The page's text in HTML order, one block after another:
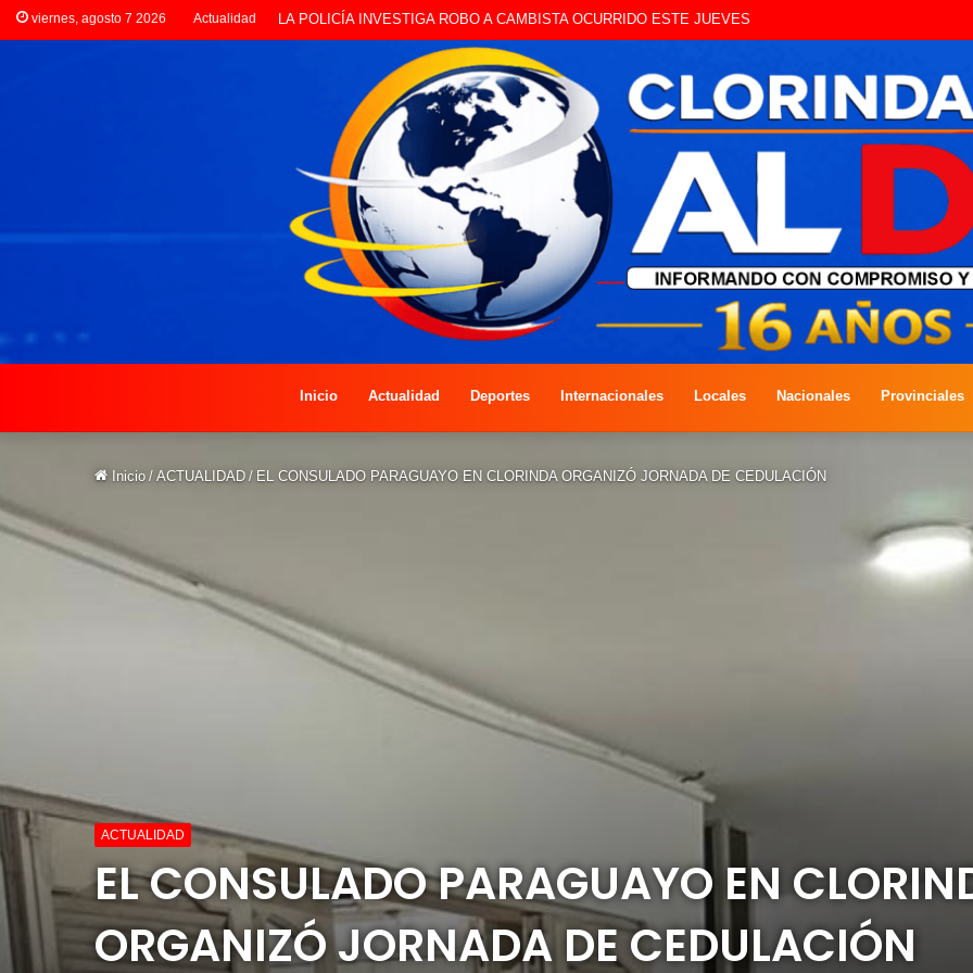
viernes, agosto 7 2026 Actualidad PREOCUPACIÓN POR MOTOS QUE CIRCULAN SIN ILUMINACIÓN
Inicio Actualidad Deportes Internacionales Locales Nacionales Provinciales
Inicio / ACTUALIDAD / EL CONSULADO PARAGUAYO EN CLORINDA ORGANIZÓ JORNADA DE CEDULACIÓN
ACTUALIDAD
EL CONSULADO PARAGUAYO EN
ORGANIZÓ JORNADA DE CEDULACIÓN